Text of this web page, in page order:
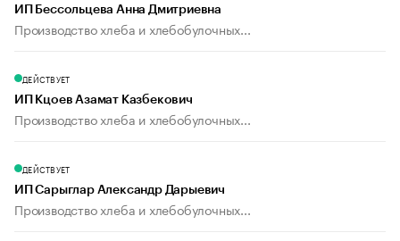
ИП Бессольцева Анна Дмитриевна
Производство хлеба и хлебобулочных...
ДЕЙСТВУЕТ
ИП Кцоев Азамат Казбекович
Производство хлеба и хлебобулочных...
ДЕЙСТВУЕТ
ИП Сарыглар Александр Дарыевич
Производство хлеба и хлебобулочных...